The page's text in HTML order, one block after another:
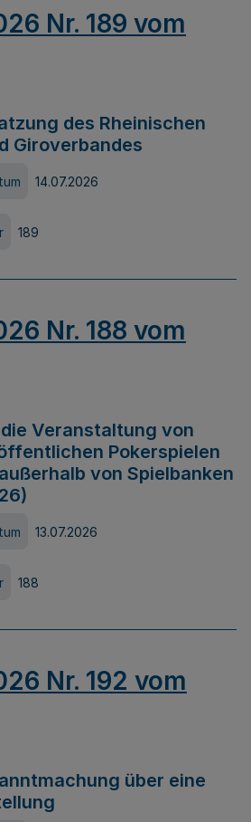
Nr. 189 vom
des Rheinischen
Giroverbandes
14.07.2026
189
Nr. 188 vom
Veranstaltung von
Pokerspielen
von Spielbanken
13.07.2026
188
Nr. 192 vom
über eine